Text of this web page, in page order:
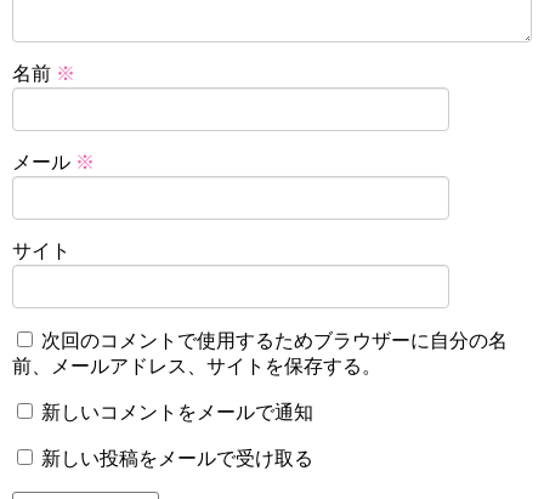
名前 ※
メール ※
サイト
次回のコメントで使用するためブラウザーに自分の名
前、メールアドレス、サイトを保存する。
新しいコメントをメールで通知
新しい投稿をメールで受け取る